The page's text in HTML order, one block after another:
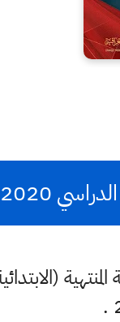
– 2021